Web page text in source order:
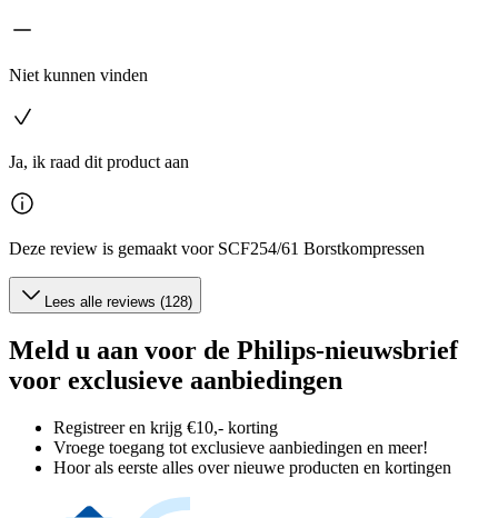
Niet kunnen vinden
Ja, ik raad dit product aan
Deze review is gemaakt voor SCF254/61 Borstkompressen
Lees alle reviews (128)
Meld u aan voor de Philips-nieuwsbrief
voor exclusieve aanbiedingen
Registreer en krijg €10,- korting
Vroege toegang tot exclusieve aanbiedingen en meer!
Hoor als eerste alles over nieuwe producten en kortingen